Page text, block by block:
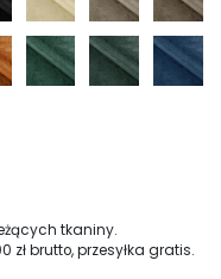
tkaniny.
zł brutto, przesyłka gratis.